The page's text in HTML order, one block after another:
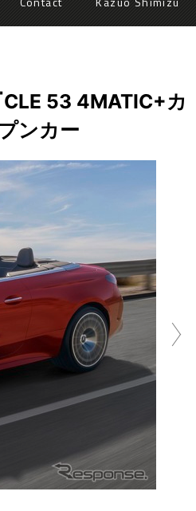
53 4MATIC+カ
ンカー